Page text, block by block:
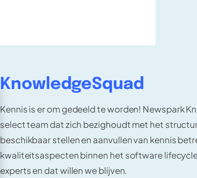
KnowledgeSquad
Kennis is er om gedeeld te worden! Newspark
select team dat zich bezighoudt met het
beschikbaar stellen en aanvullen van kennis
kwaliteitsaspecten binnen het software
experts en dat willen we blijven.